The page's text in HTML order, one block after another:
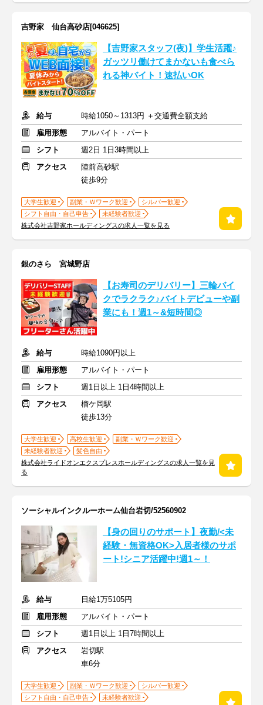
吉野家 仙台高砂店[046625]
【吉野家スタッフ(夜)】学生活躍♪
ガッツリ働けてまかないも食べら
れる神バイト！速払いOK
給与
時給1050～1313円 ＋交通費全額支給
雇用形態
アルバイト・パート
シフト
週2日 1日3時間以上
アクセス
陸前高砂駅
徒歩9分
大学生歓迎 副業・Ｗワーク歓迎
シルバー歓迎
シフト自由・自己申告
未経験者歓迎
株式会社吉野家ホールディングスの求人一覧を見る
銀のさら 宮城野店
【お寿司のデリバリー】三輪バイ
クでラクラク♪バイトデビューや副
業にも！週1～&短時間◎
給与
時給1090円以上
雇用形態
アルバイト・パート
シフト
週1日以上 1日4時間以上
アクセス
榴ケ岡駅
徒歩13分
大学生歓迎 高校生歓迎
副業・Ｗワーク歓迎
未経験者歓迎
髪色自由
株式会社ライドオンエクスプレスホールディングスの求人一覧を見
る
ソーシャルインクルーホーム仙台岩切/52560902
【身の回りのサポート】夜勤/<未
経験・無資格OK>入居者様のサポ
ート!シニア活躍中!週1～！
給与
日給1万5105円
雇用形態
アルバイト・パート
シフト
週1日以上 1日7時間以上
アクセス
岩切駅
車6分
大学生歓迎 副業・Ｗワーク歓迎
シルバー歓迎
シフト自由・自己申告
未経験者歓迎